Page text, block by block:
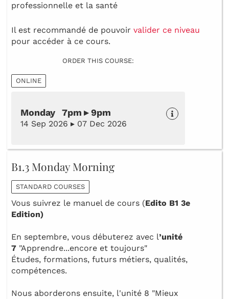
professionnelle et la santé
Il est recommandé de pouvoir valider ce niveau
pour accéder à ce cours.
ORDER THIS COURSE:
ONLINE
Monday 7pm ▸ 9pm
14 Sep 2026 ▸ 07 Dec 2026
B1.3 Monday Morning
STANDARD COURSES
Vous suivrez le manuel de cours (Edito B1 3e
Edition)
En septembre, vous débuterez avec l’unité
7 "Apprendre...encore et toujours"
Études, formations, futurs métiers, qualités,
compétences.
Nous aborderons ensuite, l'unité 8 "Mieux